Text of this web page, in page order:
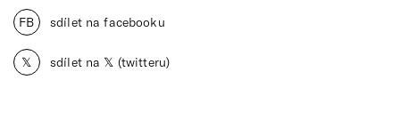
FB sdílet na facebooku
𝕏 sdílet na 𝕏 (twitteru)